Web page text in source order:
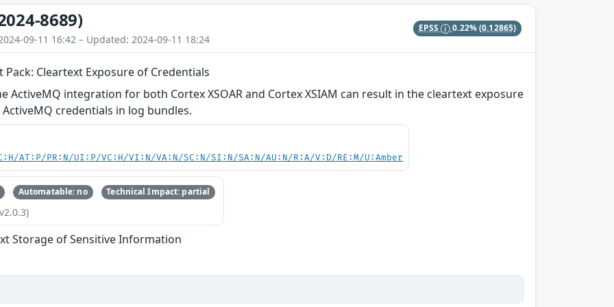
8689)
09-11 16:42 – Updated: 2024-09-11 18:24
EPSS 0.22%(0.12865)
Pack: Cleartext Exposure of Credentials
ActiveMQ integration for both Cortex XSOAR and Cortex XSIAM can result in the cleartext exposure
credentials in log bundles.
AT:P/PR:N/UI:P/VC:H/VI:N/VA:N/SC:N/SI:N/SA:N/AU:N/R:A/V:D/RE:M/U:Amber
Automatable: no Technical Impact: partial
Storage of Sensitive Information